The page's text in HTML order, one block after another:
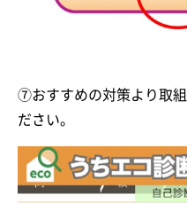
⑦おすすめの対策より取
ださい。